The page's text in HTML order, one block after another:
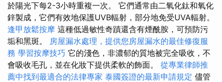
於陽光下每2-3小時重複一次。 它們通常由二氧化鈦和氧化
鋅製成，它們有效地保護UVB輻射，部分地免受UVA輻射。
逢甲放鬆按摩 這種低過敏性奇蹟還含有煙酰胺，可預防污
垢和黑斑。 房屋漏水處理，提供您房屋漏水的最佳修復服
務 學習按摩技巧 它的淺色，非濃郁的質地被完全吸收，不
會吸收毛孔，並在化妝下提供柔軟的飾面。 從專業律師推
薦中找到最適合的法律專家 泰國簽證的最新申請規定 儘管